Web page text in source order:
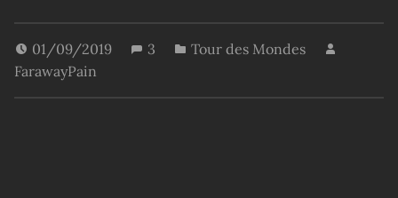
01/09/2019 3
Tour des Mondes
FarawayPain